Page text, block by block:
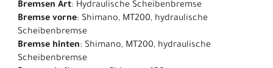
Bremsen Art: Hydraulische Scheibenbremse
Bremse vorne: Shimano, MT200, hydraulische
Scheibenbremse
Bremse hinten: Shimano, MT200, hydraulische
Scheibenbremse